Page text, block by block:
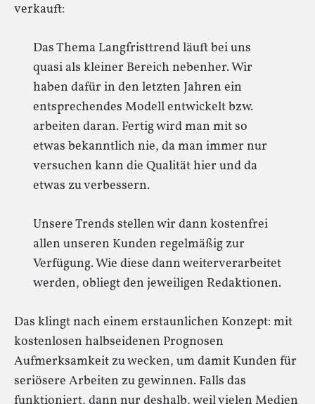
verkauft:
Das Thema Langfristtrend läuft bei uns
quasi als kleiner Bereich nebenher. Wir
haben dafür in den letzten Jahren ein
entsprechendes Modell entwickelt bzw.
arbeiten daran. Fertig wird man mit so
etwas bekanntlich nie, da man immer nur
versuchen kann die Qualität hier und da
etwas zu verbessern.
Unsere Trends stellen wir dann kostenfrei
allen unseren Kunden regelmäßig zur
Verfügung. Wie diese dann weiterverarbeitet
werden, obliegt den jeweiligen Redaktionen.
Das klingt nach einem erstaunlichen Konzept: mit
kostenlosen halbseidenen Prognosen
Aufmerksamkeit zu wecken, um damit Kunden für
seriösere Arbeiten zu gewinnen. Falls das